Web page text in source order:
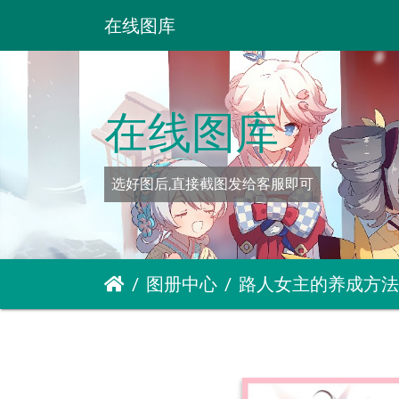
在线图库
在线图库
选好图后,直接截图发给客服即可
图册中心 路人女主的养成方法